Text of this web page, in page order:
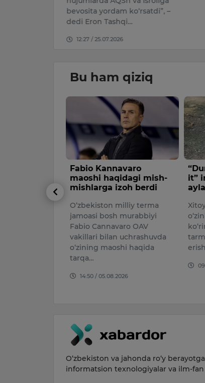
bevosita yordam ko‘rsatdi”, –
dedi Eron Tashqi…
12:27 / 25.07.2026
Bu ham qiziq
Fabio Kannavaro
maoshi haqidagi mish-
mishlarga izoh berdi
O‘zbekiston milliy terma
jamoasi bosh murabbiyi
Fabio Cannavaro OAV
vakillari bilan uchrashuvda
o‘zining maoshi haqida
tarqa…
14:50 / 05.08.2026
it”
O‘zbekiston va jahonda ro‘y
informatsion texnologiyalar va ilm-